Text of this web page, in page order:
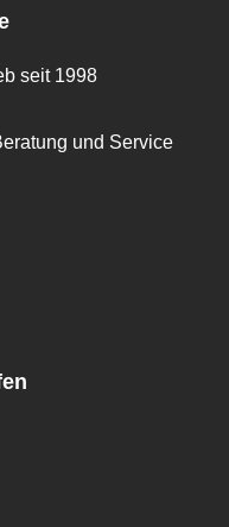
seit 1998
und Service